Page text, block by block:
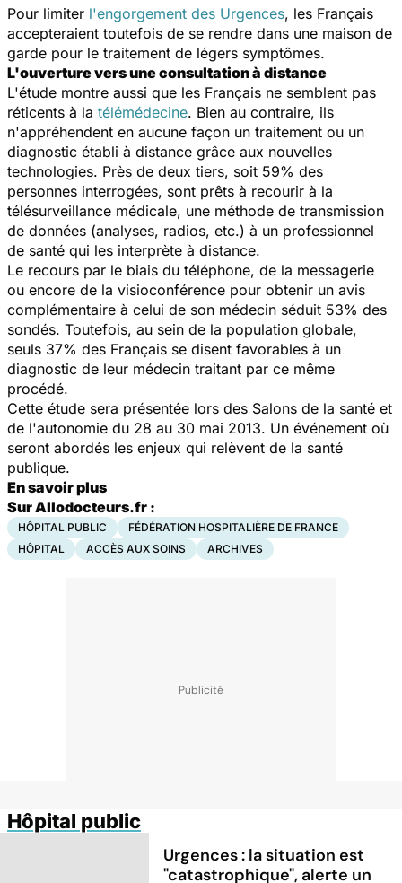
Pour limiter l'engorgement des Urgences, les Français
accepteraient toutefois de se rendre dans une maison de
garde pour le traitement de légers symptômes.
L'ouverture vers une consultation à distance
L'étude montre aussi que les Français ne semblent pas
réticents à la télémédecine. Bien au contraire, ils
n'appréhendent en aucune façon un traitement ou un
diagnostic établi à distance grâce aux nouvelles
technologies. Près de deux tiers, soit 59% des
personnes interrogées, sont prêts à recourir à la
télésurveillance médicale, une méthode de transmission
de données (analyses, radios, etc.) à un professionnel
de santé qui les interprète à distance.
Le recours par le biais du téléphone, de la messagerie
ou encore de la visioconférence pour obtenir un avis
complémentaire à celui de son médecin séduit 53% des
sondés. Toutefois, au sein de la population globale,
seuls 37% des Français se disent favorables à un
diagnostic de leur médecin traitant par ce même
procédé.
Cette étude sera présentée lors des Salons de la santé et
de l'autonomie du 28 au 30 mai 2013. Un événement où
seront abordés les enjeux qui relèvent de la santé
publique.
En savoir plus
Sur Allodocteurs.fr :
HÔPITAL PUBLIC
FÉDÉRATION HOSPITALIÈRE DE FRANCE
HÔPITAL
ACCÈS AUX SOINS ARCHIVES
Hôpital public
Urgences : la situation est
"catastrophique", alerte un